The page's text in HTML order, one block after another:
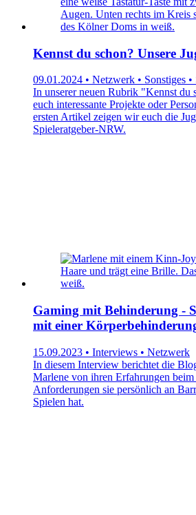
Kennst du schon? Unsere
09.01.2024 • Netzwerk • Sonstiges
In unserer neuen Rubrik "Kennst du
euch interessante Projekte oder
ersten Artikel zeigen wir euch die
Spieleratgeber-NRW.
Gaming mit Behinderung -
mit einer
15.09.2023 • Interviews • Netzwerk
In diesem Interview berichtet die
Marlene von ihren Erfahrungen
Anforderungen sie persönlich an
Spielen hat.